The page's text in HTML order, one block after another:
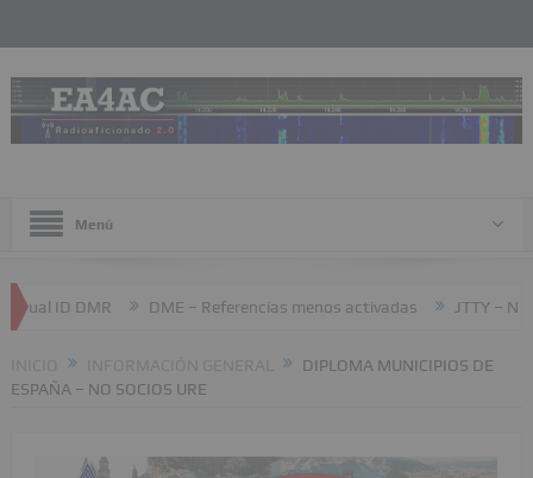
Menú
DMR DME – Referencias menos activadas JTTY – Nuevo
DIPLOMA MUNICIPIOS DE
ESPAÑA – NO SOCIOS URE